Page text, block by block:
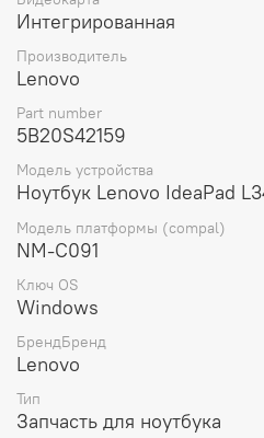
транспортировки.
Выбирая материнскую плату
15IWL/L340-17IWL L81LG WIN
(5B20S42159), вы получаете
проверенного производителя,
срок службы.
Интегрированная
Производитель
Lenovo
Part number
5B20S42159
Модель устройства
Ноутбук Lenovo IdeaPad
Модель платформы (compal)
NM-C091
Ключ OS
Windows
БрендБренд
Lenovo
Тип
Запчасть для ноутбука